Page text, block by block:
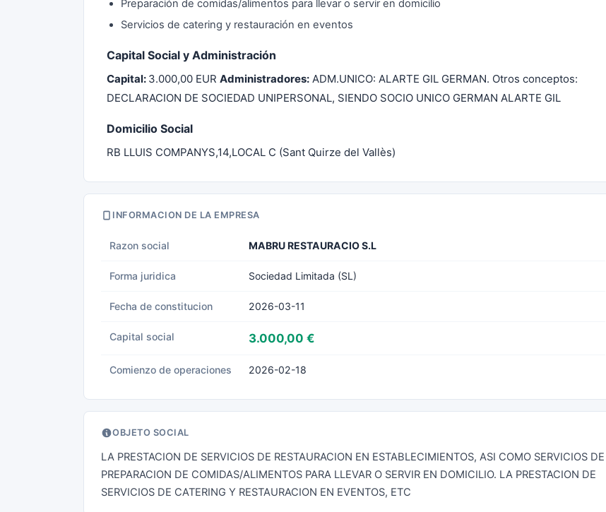
Preparación de comidas/alimentos para llevar o servir en domicilio
Servicios de catering y restauración en eventos
Capital Social y Administración
Capital: 3.000,00 EUR Administradores: ADM.UNICO: ALARTE GIL GERMAN. Otros conceptos:
DECLARACION DE SOCIEDAD UNIPERSONAL, SIENDO SOCIO UNICO GERMAN ALARTE GIL
Domicilio Social
RB LLUIS COMPANYS,14,LOCAL C (Sant Quirze del Vallès)
INFORMACION DE LA EMPRESA
Razon social MABRU RESTAURACIO S.L
Forma juridica Sociedad Limitada (SL)
Fecha de constitucion 2026-03-11
Capital social 3.000,00 €
Comienzo de operaciones 2026-02-18
OBJETO SOCIAL
LA PRESTACION DE SERVICIOS DE RESTAURACION EN ESTABLECIMIENTOS, ASI COMO SERVICIOS DE
PREPARACION DE COMIDAS/ALIMENTOS PARA LLEVAR O SERVIR EN DOMICILIO. LA PRESTACION DE
SERVICIOS DE CATERING Y RESTAURACION EN EVENTOS, ETC